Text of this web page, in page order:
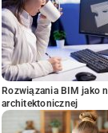
Rozwiązania BIM jako
architektonicznej